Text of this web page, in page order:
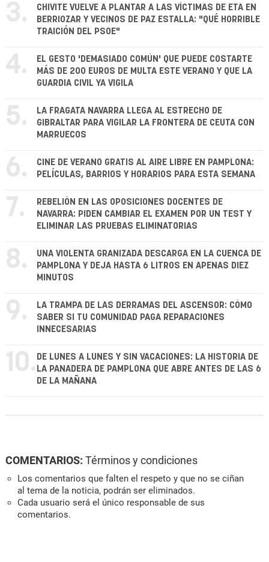
3.
CHIVITE VUELVE A PLANTAR A LAS VÍCTIMAS DE ETA EN
BERRIOZAR Y VECINOS DE PAZ ESTALLA: "QUÉ HORRIBLE
TRAICIÓN DEL PSOE"
4.
EL GESTO 'DEMASIADO COMÚN' QUE PUEDE COSTARTE
MÁS DE 200 EUROS DE MULTA ESTE VERANO Y QUE LA
GUARDIA CIVIL YA VIGILA
5.
LA FRAGATA NAVARRA LLEGA AL ESTRECHO DE
GIBRALTAR PARA VIGILAR LA FRONTERA DE CEUTA CON
MARRUECOS
6.
CINE DE VERANO GRATIS AL AIRE LIBRE EN PAMPLONA:
PELÍCULAS, BARRIOS Y HORARIOS PARA ESTA SEMANA
7.
REBELIÓN EN LAS OPOSICIONES DOCENTES DE
NAVARRA: PIDEN CAMBIAR EL EXAMEN POR UN TEST Y
ELIMINAR LAS PRUEBAS ELIMINATORIAS
8.
UNA VIOLENTA GRANIZADA DESCARGA EN LA CUENCA DE
PAMPLONA Y DEJA HASTA 6 LITROS EN APENAS DIEZ
MINUTOS
9.
LA TRAMPA DE LAS DERRAMAS DEL ASCENSOR: CÓMO
SABER SI TU COMUNIDAD PAGA REPARACIONES
INNECESARIAS
10. DE LUNES A LUNES Y SIN VACACIONES: LA HISTORIA DE
LA PANADERA DE PAMPLONA QUE ABRE ANTES DE LAS 6
DE LA MAÑANA
COMENTARIOS: Términos y condiciones
Los comentarios que falten el respeto y que no se ciñan
al tema de la noticia, podrán ser eliminados.
Cada usuario será el único responsable de sus
comentarios.